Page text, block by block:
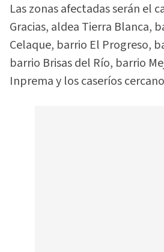
Las zonas afectadas serán el
Gracias, aldea Tierra Blanca,
Celaque, barrio El Progreso,
barrio Brisas del Río, barrio
Inprema y los caseríos